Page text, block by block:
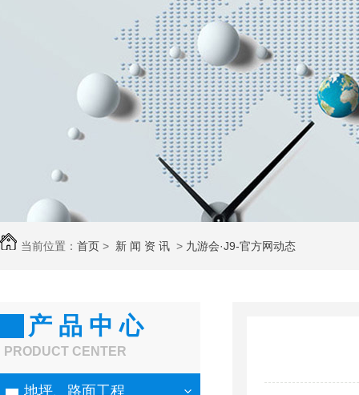
当前位置： 首页 > 新 闻 资 讯 > 九游会·J9-官方网动态
产 品 中 心
PRODUCT CENTER
地坪、路面工程